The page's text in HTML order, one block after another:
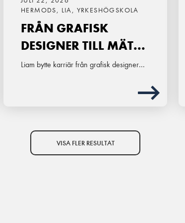
HERMODS, LIA, YRKESHÖGSKOLA
FRÅN GRAFISK
DESIGNER TILL MÄT...
Liam bytte karriär från grafisk designer...
VISA FLER RESULTAT